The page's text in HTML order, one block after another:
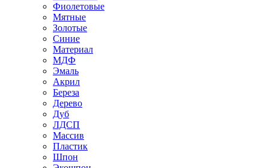
Фиолетовые
Мятные
Золотые
Синие
Материал
МДФ
Эмаль
Акрил
Береза
Дерево
Дуб
ЛДСП
Массив
Пластик
Шпон